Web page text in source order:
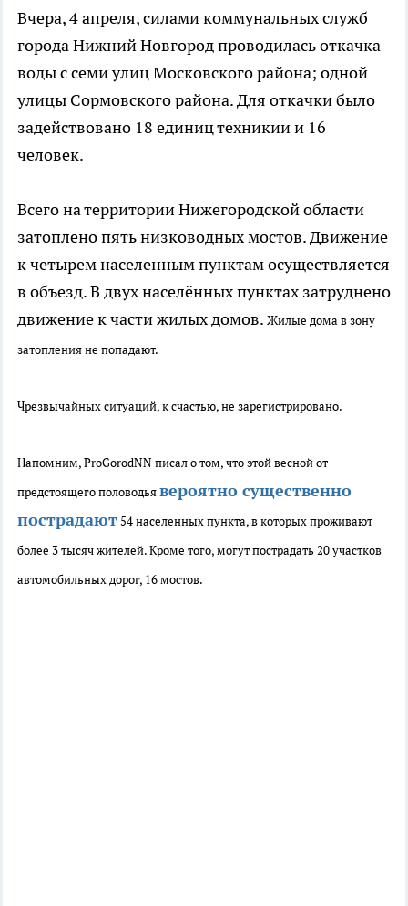
Вчера, 4 апреля, силами коммунальных служб
города Нижний Новгород проводилась откачка
воды с семи улиц Московского района; одной
улицы Сормовского района. Для откачки было
задействовано 18 единиц техникии и 16
человек.
Всего на территории Нижегородской области
затоплено пять низководных мостов. Движение
к четырем населенным пунктам осуществляется
в объезд. В двух населённых пунктах затруднено
движение к части жилых домов. Жилые дома в зону
затопления не попадают.
Чрезвычайных ситуаций, к счастью, не зарегистрировано.
Напомним, ProGorodNN писал о том, что этой весной от
предстоящего половодьявероятно существенно
пострадают54 населенных пункта, в которых проживают
более 3 тысяч жителей. Кроме того, могут пострадать 20 участков
автомобильных дорог, 16 мостов.